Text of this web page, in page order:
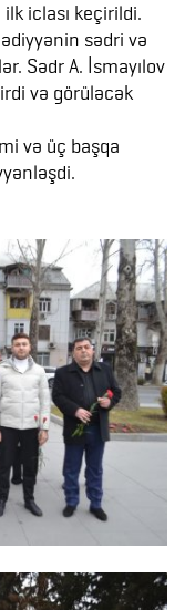
iclası keçirildi.
sədri və
Sədr A. İsmayılov
və görüləcək
və üç başqa